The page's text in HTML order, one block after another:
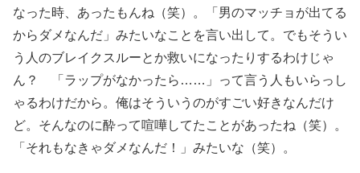
なった時、あったもんね（笑）。「男のマッチョが出てる
からダメなんだ」みたいなことを言い出して。でもそうい
う人のブレイクスルーとか救いになったりするわけじゃ
ん？ 「ラップがなかったら……」って言う人もいらっし
ゃるわけだから。俺はそういうのがすごい好きなんだけ
ど。そんなのに酔って喧嘩してたことがあったね（笑）。
「それもなきゃダメなんだ！」みたいな（笑）。